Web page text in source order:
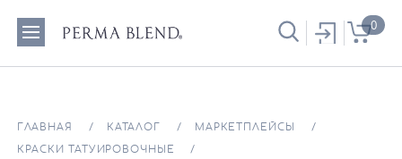
0
ГЛАВНАЯ КАТАЛОГ МАРКЕТПЛЕЙСЫ
КРАСКИ ТАТУИРОВОЧНЫЕ